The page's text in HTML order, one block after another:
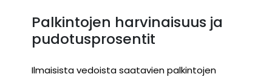
Palkintojen harvinaisuus ja
pudotusprosentit
Ilmaisista vedoista saatavien palkintojen